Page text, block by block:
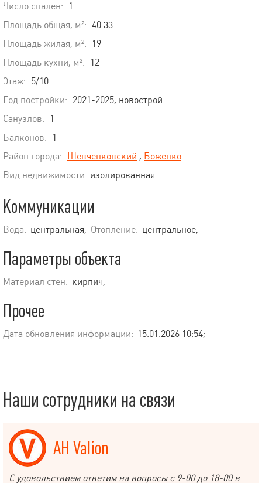
Число спален:
1
Площадь общая, м²: 40.33
Площадь жилая, м²:
19
Площадь кухни, м²:
12
Этаж: 5/10
Год постройки: 2021-2025, новострой
Санузлов:
1
Балконов:
1
Район города: Шевченковский , Боженко
Вид недвижимости изолированная
Коммуникации
Вода: центральная; Отопление: центральное;
Параметры объекта
Материал стен: кирпич;
Прочее
Дата обновления информации: 15.01.2026 10:54;
Наши сотрудники на связи
АН Valion
С удовольствием ответим на вопросы с 9-00 до 18-00 в